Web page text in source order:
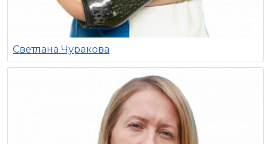
Светлана Чуракова